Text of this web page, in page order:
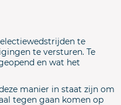
te
te versturen. Te
en wat het
manier in staat zijn om
tegen gaan komen op